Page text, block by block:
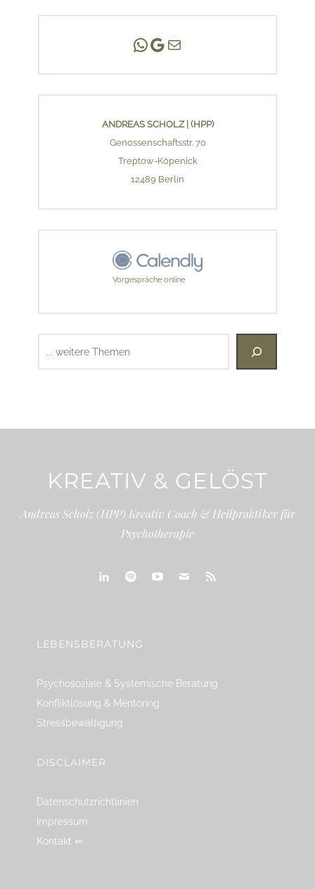
Andreas Scholz | (HPP)
Praxis Adlershof
E-Mail an mich ...
ANDREAS SCHOLZ | (HPP)
Genossenschaftsstr. 70
Treptow-Köpenick
12489 Berlin
Vorgespräche online
KREATIV & GELÖST
Andreas Scholz (HPP) Kreativ Coach & Heilpraktiker für
Psychotherapie
LEBENSBERATUNG
Psychosoziale & Systemische Beratung
Konfliktlösung & Mentoring
Stressbewältigung
DISCLAIMER
Datenschutzrichtlinien
Impressum
Kontakt ⇐